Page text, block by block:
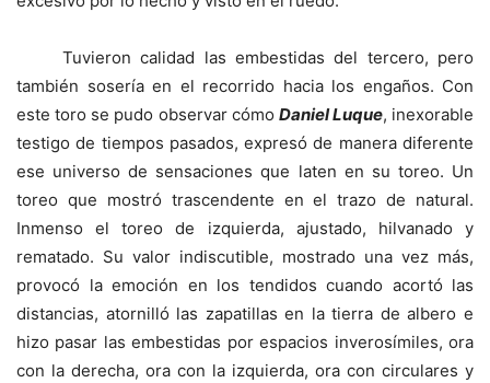
Tuvieron calidad las embestidas del tercero, pero
también sosería en el recorrido hacia los engaños. Con
este toro se pudo observar cómo Daniel Luque, inexorable
testigo de tiempos pasados, expresó de manera diferente
ese universo de sensaciones que laten en su toreo. Un
toreo que mostró trascendente en el trazo de natural.
Inmenso el toreo de izquierda, ajustado, hilvanado y
rematado. Su valor indiscutible, mostrado una vez más,
provocó la emoción en los tendidos cuando acortó las
distancias, atornilló las zapatillas en la tierra de albero e
hizo pasar las embestidas por espacios inverosímiles, ora
con la derecha, ora con la izquierda, ora con circulares y